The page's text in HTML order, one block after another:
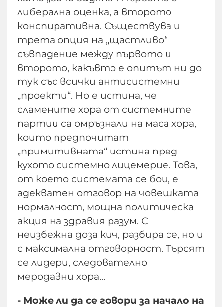
либерална оценка, а второто
конспиративна. Съществува и
трета опция на „щастливо“
съвпадение между първото и
второто, какъвто е опитът ни до
тук със всички антисистемни
„проекти“. Но е истина, че
сламените хора от системните
партии са омръзнали на маса хора,
които предпочитат
„примитивната“ истина пред
кухото системно лицемерие. Това,
от което системата се бои, е
адекватен отговор на човешката
нормалност, мощна политическа
акция на здравия разум. С
неизбежна доза кич, разбира се, но и
с максимална отговорност. Търсят
се лидери, следователно
меродавни хора...
- Може ли да се говори за начало на